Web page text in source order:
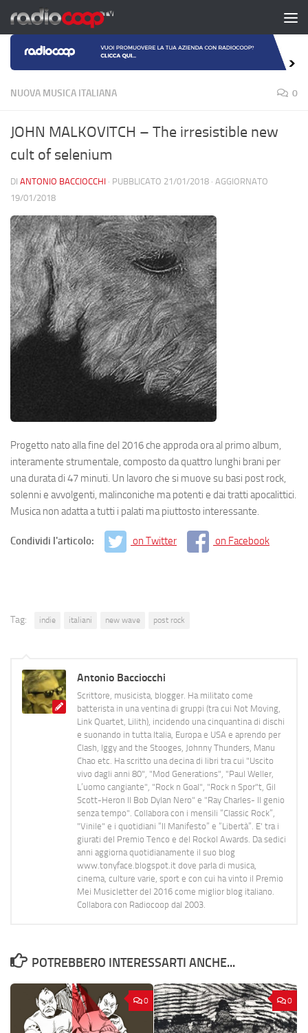
Salta al contenuto
NUOVA MUSICA ITALIANA 0
JOHN MALKOVITCH – The irresistible new
cult of selenium
DI ANTONIO BACCIOCCHI · PUBBLICATO 21/01/2018 · AGGIORNATO
19/01/2018
Progetto nato alla fine del 2016 che approda ora al primo album,
interamente strumentale, composto da quattro lunghi brani per
una durata di 47 minuti. Un lavoro che si muove su basi post rock,
solenni e avvolgenti, malinconiche ma potenti e dai tratti apocalittici.
Musica non adatta a tutti i palati ma piuttosto interessante.
Condividi l'articolo: on Twitter on Facebook
Tag: indie italiani new wave post rock
Antonio Bacciocchi
Scrittore, musicista, blogger. Ha militato come
batterista in una ventina di gruppi (tra cui Not Moving,
Link Quartet, Lilith), incidendo una cinquantina di dischi
e suonando in tutta Italia, Europa e USA e aprendo per
Clash, Iggy and the Stooges, Johnny Thunders, Manu
Chao etc. Ha scritto una decina di libri tra cui "Uscito
vivo dagli anni 80", "Mod Generations", "Paul Weller,
L’uomo cangiante", "Rock n Goal", "Rock n Spor"t, Gil
Scott-Heron Il Bob Dylan Nero" e "Ray Charles- Il genio
senza tempo". Collabora con i mensili “Classic Rock”,
"Vinile" e i quotidiani “Il Manifesto” e “Libertà”. E' tra i
giurati del Premio Tenco e del Rockol Awards. Da sedici
anni aggiorna quotidianamente il suo blog
www.tonyface.blogspot.it dove parla di musica,
cinema, culture varie, sport e con cui ha vinto il Premio
Mei Musicletter del 2016 come miglior blog italiano.
Collabora con Radiocoop dal 2003.
POTREBBERO INTERESSARTI ANCHE...
0 0